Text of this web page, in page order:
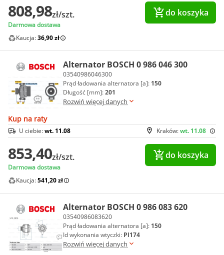
808,98zł/szt.
Darmowa dostawa
do koszyka
Kaucja:36,90 zł
Alternator BOSCH 0 986 046 300
03540986046300
Prąd ładowania alternatora [a]: 150
Długość [mm]:201
Rozwiń więcej danych
Kup na raty
Kraków:wt. 11.08
U ciebie:wt. 11.08
853,40zł/szt.
Darmowa dostawa
do koszyka
Kaucja:541,20 zł
Alternator BOSCH 0 986 083 620
03540986083620
Prąd ładowania alternatora [a]: 150
Id wykonania wtyczki: Pl174
Rozwiń więcej danych